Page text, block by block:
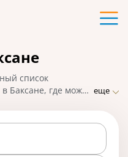
список
Баксане, где можно
оформлением
заявок. На
со ставкой
еще